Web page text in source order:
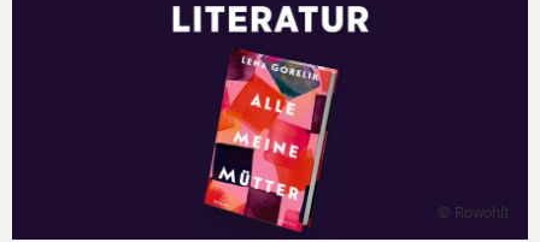
© Rowohlt